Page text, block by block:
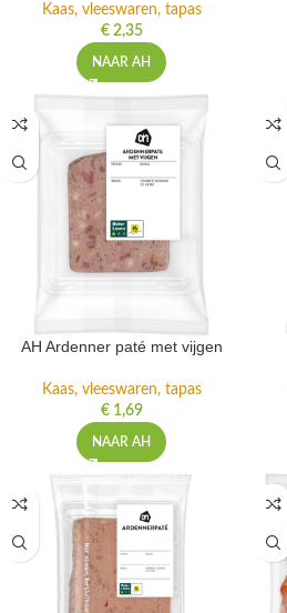
Kaas, vleeswaren, tapas
€2,35
NAAR AH
AH Ardenner paté met vijgen
Kaas, vleeswaren, tapas
€1,69
NAAR AH